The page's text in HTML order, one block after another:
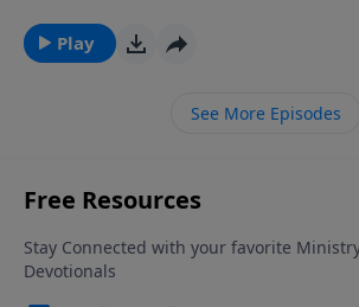
Play
See More Episodes